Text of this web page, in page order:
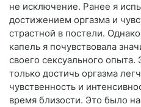
не исключение. Ранее я
достижением оргазма и
страстной в постели.
капель я почувствовала
своего сексуального
только достичь оргазма
чувственность и
время близости. Это было